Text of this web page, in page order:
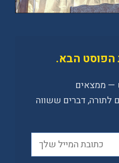
הבא.
— ממצאים
לתורה, דברים ששווה